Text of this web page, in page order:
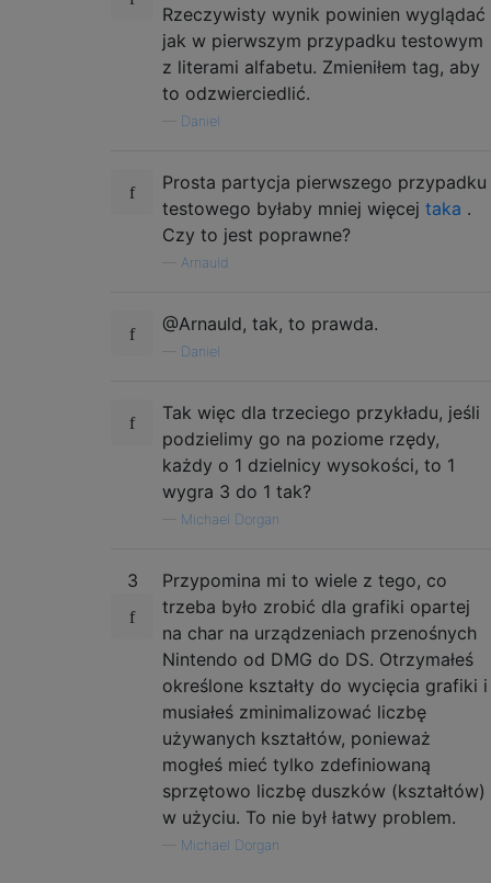
Rzeczywisty wynik powinien wyglądać
jak w pierwszym przypadku testowym
z literami alfabetu. Zmieniłem tag, aby
to odzwierciedlić.
Daniel
Prosta partycja pierwszego przypadku
testowego byłaby mniej więcej taka .
Czy to jest poprawne?
Arnauld
@Arnauld, tak, to prawda.
Daniel
Tak więc dla trzeciego przykładu, jeśli
podzielimy go na poziome rzędy,
każdy o 1 dzielnicy wysokości, to 1
wygra 3 do 1 tak?
Michael Dorgan
3
Przypomina mi to wiele z tego, co
trzeba było zrobić dla grafiki opartej
na char na urządzeniach przenośnych
Nintendo od DMG do DS. Otrzymałeś
określone kształty do wycięcia grafiki i
musiałeś zminimalizować liczbę
używanych kształtów, ponieważ
mogłeś mieć tylko zdefiniowaną
sprzętowo liczbę duszków (kształtów)
w użyciu. To nie był łatwy problem.
Michael Dorgan